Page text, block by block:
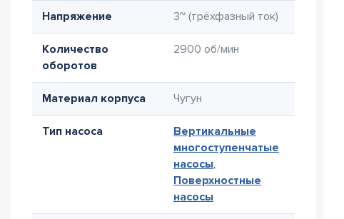
Напряжение 3~ (трёхфазный ток)
Количество
оборотов
2900 об/мин
Материал корпуса Чугун
Тип насоса
Вертикальные
многоступенчатые
насосы,
Поверхностные
насосы